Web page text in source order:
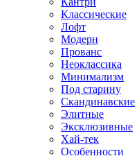
Классические
Лофт
Модерн
Прованс
Неоклассика
Минимализм
Под старину
Скандинавские
Элитные
Эксклюзивные
Хай-тек
Особенности